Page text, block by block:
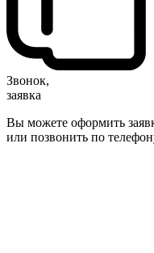
Звонок,
заявка
Вы можете оформить
или позвонить по